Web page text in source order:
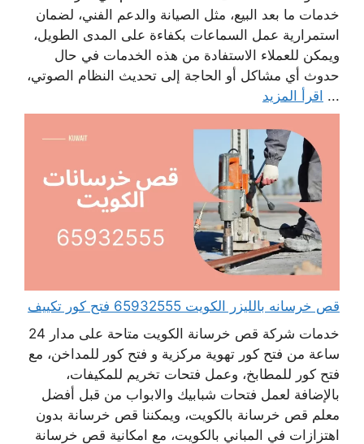
خدمات ما بعد البيع، مثل الصيانة والدعم الفني، لضمان
استمرارية عمل السماعات بكفاءة على المدى الطويل،
ويمكن للعملاء الاستفادة من هذه الخدمات في حال
حدوث أي مشاكل أو الحاجة إلى تحديث النظام الصوتي،
... اقرأ المزيد
قص خرسانه بالليزر الكويت 65932555 فتح كور تكييف
خدمات شركة قص خرسانة الكويت متاحة على مدار 24
ساعة من فتح كور تهوية مركزية و فتح كور للمداخن، مع
فتح كور للمطابخ، وعمل فتحات تخريم للمكيفات،
بالإضافة لعمل فتحات شبابيك والابواب من قبل أفضل
معلم قص خرسانة بالكويت، ويمكننا قص خرسانة بدون
اهتزازات في المباني بالكويت، مع امكانية قص خرسانة